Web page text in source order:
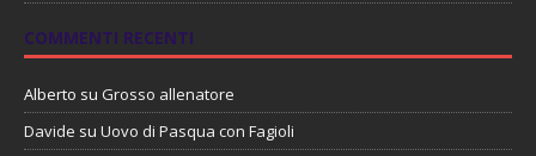
COMMENTI RECENTI
Alberto su Grosso allenatore
Davide su Uovo di Pasqua con Fagioli